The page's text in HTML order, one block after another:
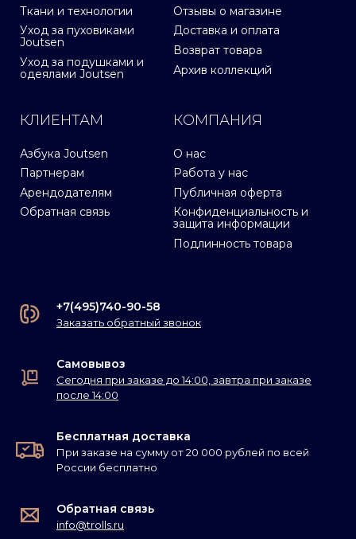
Ткани и технологии
Уход за пуховиками
Joutsen
Уход за подушками и
одеялами Joutsen
Отзывы о магазине
Доставка и оплата
Возврат товара
Архив коллекций
КЛИЕНТАМ
Азбука Joutsen
Партнерам
Арендодателям
Обратная связь
КОМПАНИЯ
О нас
Работа у нас
Публичная оферта
Конфиденциальность и
защита информации
Подлинность товара
+7(495)740-90-58
Заказать обратный звонок
Самовывоз
Сегодня при заказе до 14:00, завтра при заказе
после 14:00
Бесплатная доставка
При заказе на сумму от 20 000 рублей по всей
России бесплатно
Обратная связь
info@trolls.ru